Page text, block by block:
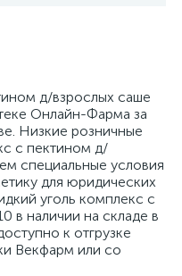
д/взрослых саше
Онлайн-Фарма за
Низкие розничные
с пектином д/
специальные условия
для юридических
уголь комплекс с
в наличии на складе в
к отгрузке
Векфарм или со